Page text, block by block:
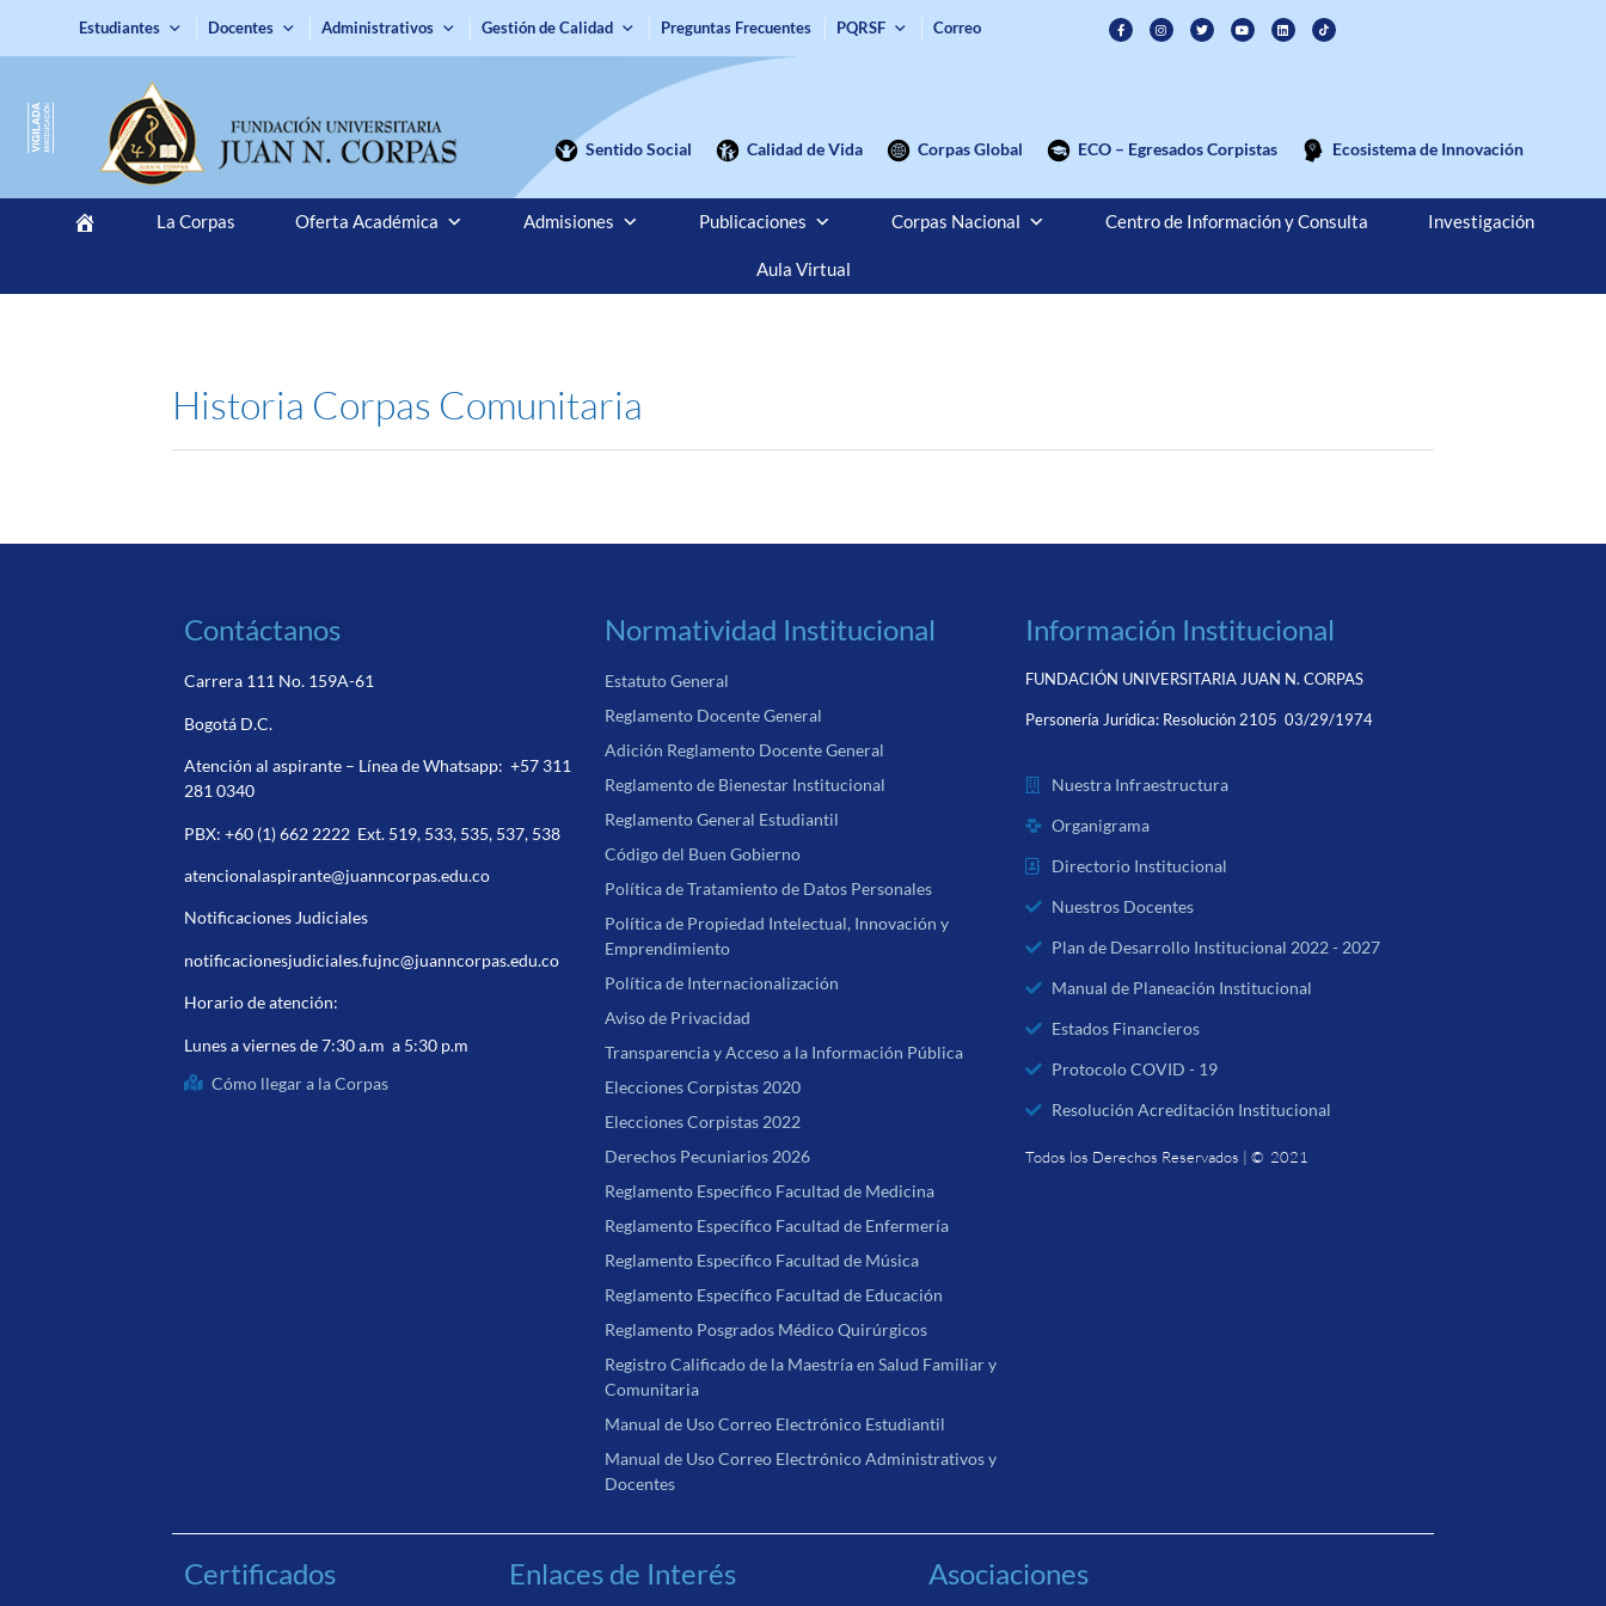
Estudiantes Docentes Administrativos Gestión de Calidad Preguntas Frecuentes PQRSF Correo
Sentido Social Calidad de Vida Corpas Global ECO – Egresados Corpistas Ecosistema de Innovación
La Corpas Oferta Académica Admisiones Publicaciones Corpas Nacional Centro de Información y Consulta Investigación
Aula Virtual
Historia Corpas Comunitaria
Contáctanos
Carrera 111 No. 159A-61
Bogotá D.C.
Atención al aspirante – Línea de Whatsapp:+57 311
281 0340
PBX:+60 (1) 662 2222 Ext. 519, 533, 535, 537, 538
atencionalaspirante@juanncorpas.edu.co
Notificaciones Judiciales
notificacionesjudiciales.fujnc@juanncorpas.edu.co
Horario de atención:
Lunes a viernes de 7:30 a.m a 5:30 p.m
Cómo llegar a la Corpas
Normatividad Institucional
Estatuto General
Reglamento Docente General
Adición Reglamento Docente General
Reglamento de Bienestar Institucional
Reglamento General Estudiantil
Código del Buen Gobierno
Política de Tratamiento de Datos Personales
Política de Propiedad Intelectual, Innovación y
Emprendimiento
Política de Internacionalización
Aviso de Privacidad
Transparencia y Acceso a la Información Pública
Elecciones Corpistas 2020
Elecciones Corpistas 2022
Derechos Pecuniarios 2026
Reglamento Específico Facultad de Medicina
Reglamento Específico Facultad de Enfermería
Reglamento Específico Facultad de Música
Reglamento Específico Facultad de Educación
Reglamento Posgrados Médico Quirúrgicos
Registro Calificado de la Maestría en Salud Familiar y
Comunitaria
Manual de Uso Correo Electrónico Estudiantil
Manual de Uso Correo Electrónico Administrativos y
Docentes
Información Institucional
FUNDACIÓN UNIVERSITARIA JUAN N. CORPAS
Personería Jurídica: Resolución 2105 03/29/1974
Nuestra Infraestructura
Organigrama
Directorio Institucional
Nuestros Docentes
Plan de Desarrollo Institucional 2022 - 2027
Manual de Planeación Institucional
Estados Financieros
Protocolo COVID - 19
Resolución Acreditación Institucional
Todos los Derechos Reservados | © 2021
Certificados Enlaces de Interés Asociaciones